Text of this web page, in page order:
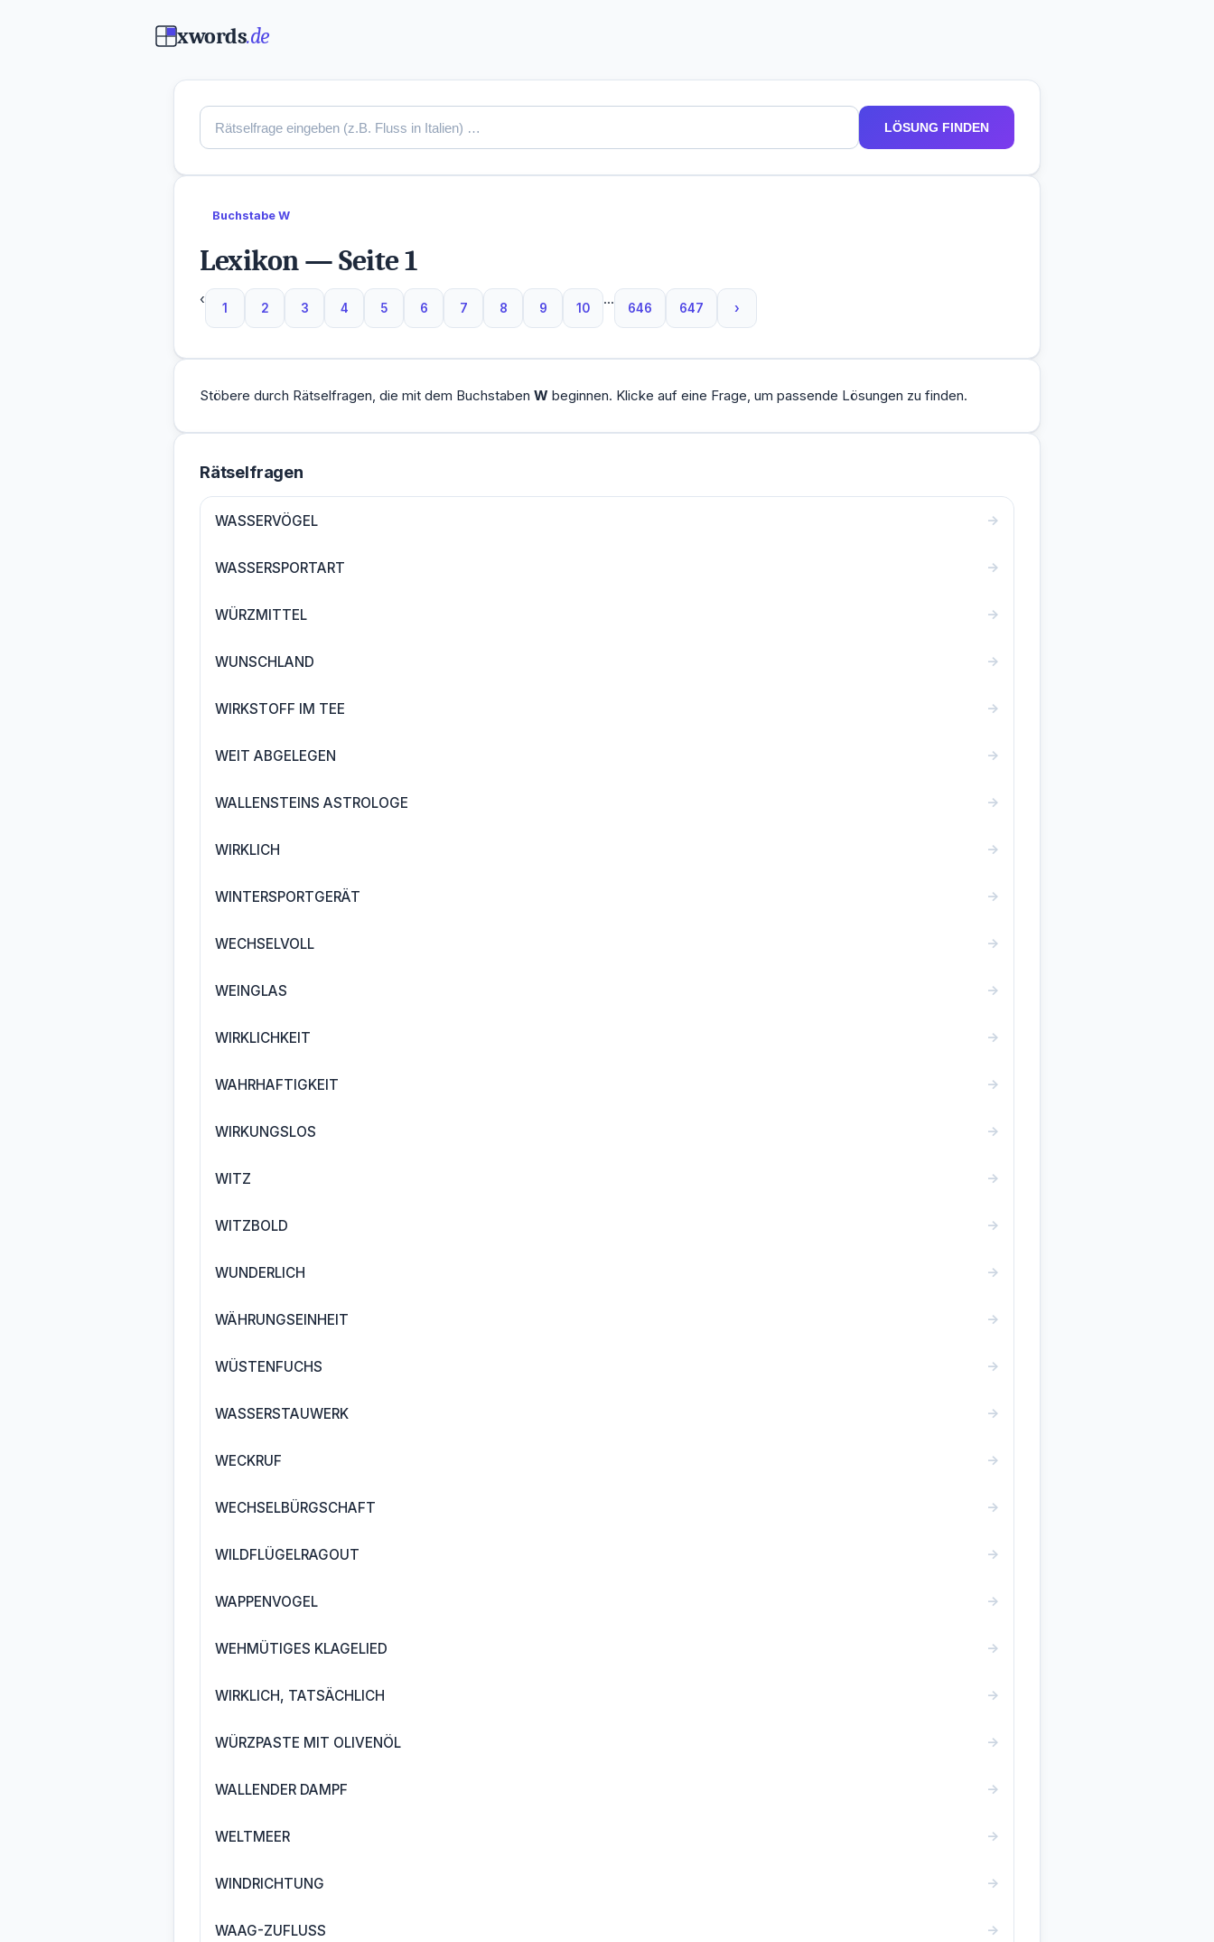
xwords.de
LÖSUNG FINDEN
Buchstabe W
Lexikon — Seite 1
‹
1 2 3 4 5 6 7 8 9 10
...
646 647 ›
Stöbere durch Rätselfragen, die mit dem Buchstaben W beginnen. Klicke auf eine Frage, um passende Lösungen zu finden.
Rätselfragen
WASSERVÖGEL →
WASSERSPORTART →
WÜRZMITTEL →
WUNSCHLAND →
WIRKSTOFF IM TEE →
WEIT ABGELEGEN →
WALLENSTEINS ASTROLOGE →
WIRKLICH →
WINTERSPORTGERÄT →
WECHSELVOLL →
WEINGLAS →
WIRKLICHKEIT →
WAHRHAFTIGKEIT →
WIRKUNGSLOS →
WITZ →
WITZBOLD →
WUNDERLICH →
WÄHRUNGSEINHEIT →
WÜSTENFUCHS →
WASSERSTAUWERK →
WECKRUF →
WECHSELBÜRGSCHAFT →
WILDFLÜGELRAGOUT →
WAPPENVOGEL →
WEHMÜTIGES KLAGELIED →
WIRKLICH, TATSÄCHLICH →
WÜRZPASTE MIT OLIVENÖL →
WALLENDER DAMPF →
WELTMEER →
WINDRICHTUNG →
WAAG-ZUFLUSS →